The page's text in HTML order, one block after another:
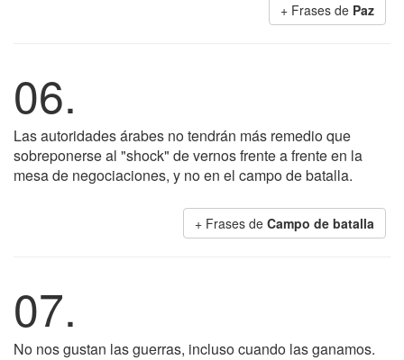
+ Frases de Paz
06.
Las autoridades árabes no tendrán más remedio que
sobreponerse al "shock" de vernos frente a frente en la
mesa de negociaciones, y no en el campo de batalla.
+ Frases de Campo de batalla
07.
No nos gustan las guerras, incluso cuando las ganamos.